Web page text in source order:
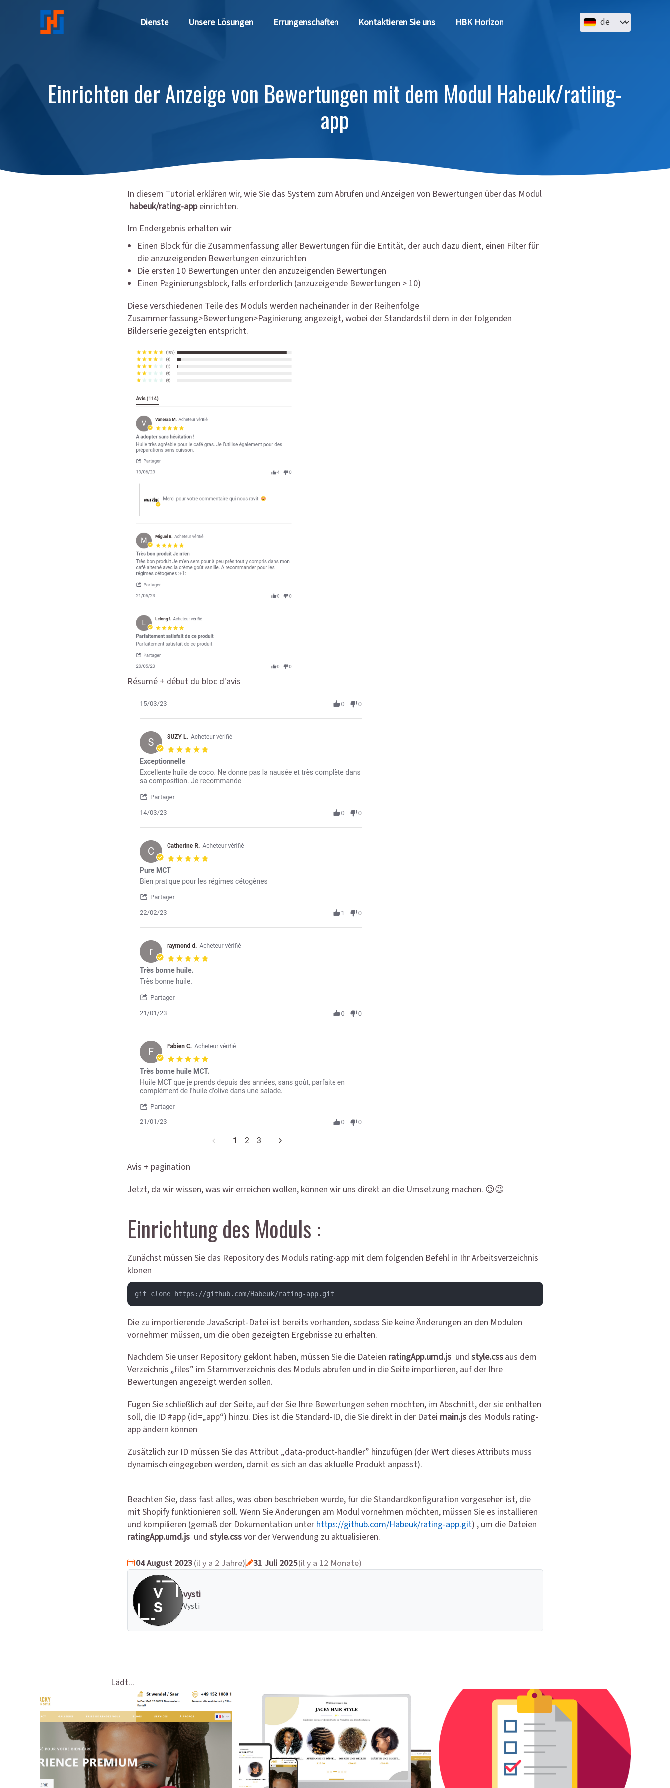
Dienste
Unsere Lösungen Errungenschaften Kontaktieren Sie uns HBK Horizon Select your language
Einrichten der Anzeige von Bewertungen mit dem Modul Habeuk/ratiing-
app
In diesem Tutorial erklären wir, wie Sie das System zum Abrufen und Anzeigen von Bewertungen über das Modul
habeuk/rating-appeinrichten.
Im Endergebnis erhalten wir
Einen Block für die Zusammenfassung aller Bewertungen für die Entität, der auch dazu dient, einen Filter für
die anzuzeigenden Bewertungen einzurichten
Die ersten 10 Bewertungen unter den anzuzeigenden Bewertungen
Einen Paginierungsblock, falls erforderlich (anzuzeigende Bewertungen > 10)
Diese verschiedenen Teile des Moduls werden nacheinander in der Reihenfolge
Zusammenfassung>Bewertungen>Paginierung angezeigt, wobei der Standardstil dem in der folgenden
Bilderserie gezeigten entspricht.
Résumé + début du bloc d'avis
Avis + pagination
Jetzt, da wir wissen, was wir erreichen wollen, können wir uns direkt an die Umsetzung machen. 😉😉
Einrichtung des Moduls :
Zunächst müssen Sie das Repository des Moduls rating-app mit dem folgenden Befehl in Ihr Arbeitsverzeichnis
klonen
git clone https://github.com/Habeuk/rating-app.git
Die zu importierende JavaScript-Datei ist bereits vorhanden, sodass Sie keine Änderungen an den Modulen
vornehmen müssen, um die oben gezeigten Ergebnisse zu erhalten.
Nachdem Sie unser Repository geklont haben, müssen Sie die Dateien ratingApp.umd.jsund style.cssaus dem
Verzeichnis „files” im Stammverzeichnis des Moduls abrufen und in die Seite importieren, auf der Ihre
Bewertungen angezeigt werden sollen.
Fügen Sie schließlich auf der Seite, auf der Sie Ihre Bewertungen sehen möchten, im Abschnitt, der sie enthalten
soll, die ID #app (id=„app“) hinzu. Dies ist die Standard-ID, die Sie direkt in der Datei main.js des Moduls rating-
app ändern können
Zusätzlich zur ID müssen Sie das Attribut „data-product-handler” hinzufügen (der Wert dieses Attributs muss
dynamisch eingegeben werden, damit es sich an das aktuelle Produkt anpasst).
Beachten Sie, dass fast alles, was oben beschrieben wurde, für die Standardkonfiguration vorgesehen ist, die
mit Shopify funktionieren soll. Wenn Sie Änderungen am Modul vornehmen möchten, müssen Sie es installieren
und kompilieren (gemäß der Dokumentation unter https://github.com/Habeuk/rating-app.git) , um die Dateien
ratingApp.umd.jsund style.cssvor der Verwendung zu aktualisieren.
04 August 2023(il y a 2 Jahre) 31 Juli 2025(il y a 12 Monate)
vysti
Vysti
Lädt...